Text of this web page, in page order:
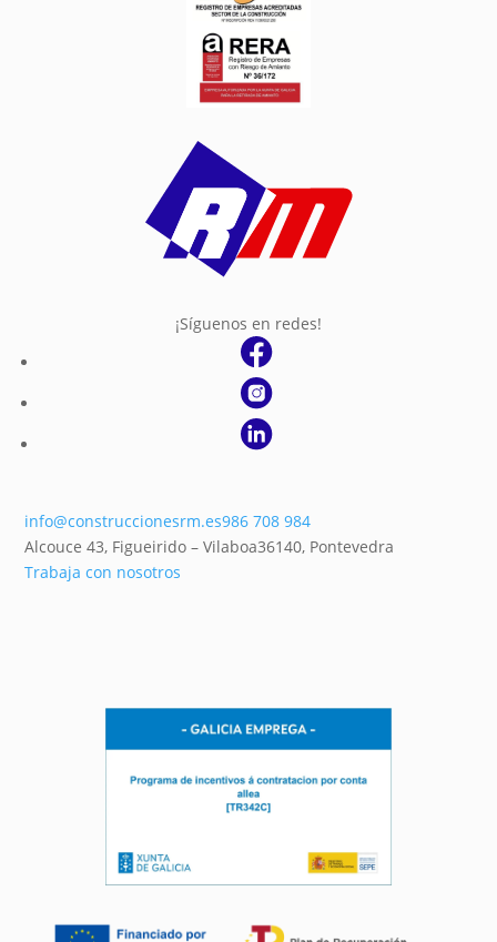
¡Síguenos en redes!
info@construccionesrm.es986 708 984
Alcouce 43, Figueirido – Vilaboa36140, Pontevedra
Trabaja con nosotros